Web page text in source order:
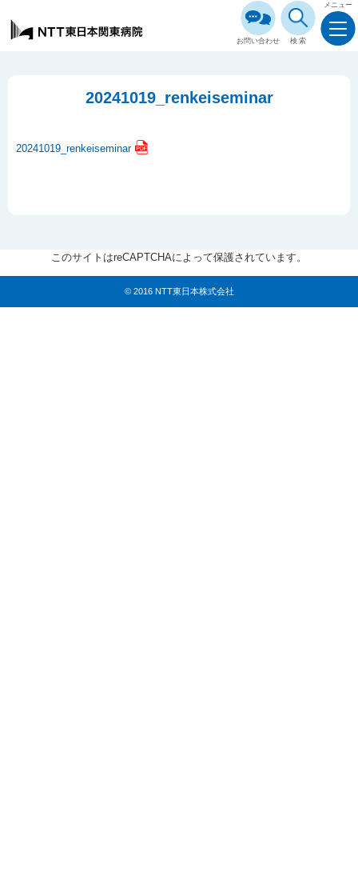
お問い合わせ 検索
メニュー
20241019_renkeiseminar
20241019_renkeiseminar
このサイトはreCAPTCHAによって保護されています。
© 2016 NTT東日本株式会社